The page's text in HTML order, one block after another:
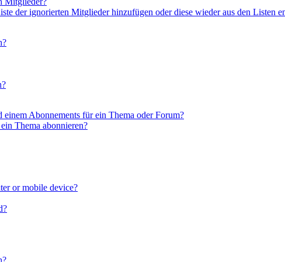
der ignorierten Mitglieder hinzufügen oder diese wieder aus den Listen
Abonnements für ein Thema oder Forum?
Thema abonnieren?
or mobile device?